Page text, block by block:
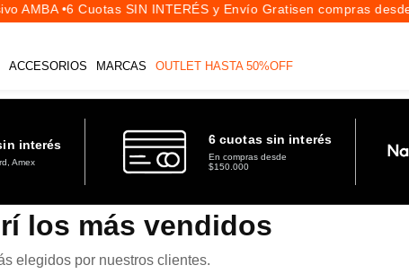
ACCESORIOS MARCAS OUTLET HASTA 50%OFF
AMBA • 6 Cuotas SIN INTERÉS y Envío Gratisen compras desde
interés
Amex
6 cuotas sin interés
En compras desde
$150.000
los más vendidos
elegidos por nuestros clientes.